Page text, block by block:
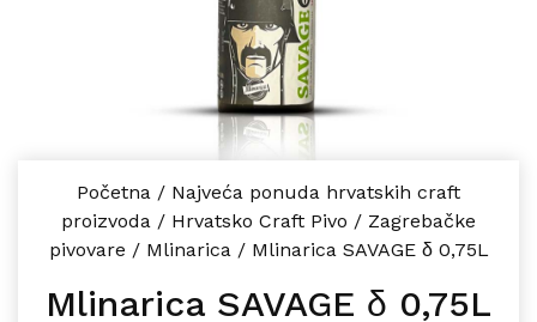
Početna / Najveća ponuda hrvatskih craft
proizvoda / Hrvatsko Craft Pivo / Zagrebačke
pivovare / Mlinarica/ Mlinarica SAVAGE δ 0,75L
Mlinarica SAVAGE δ 0,75L